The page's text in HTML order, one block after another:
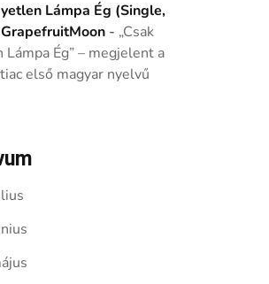
Lámpa Ég (Single,
- „Csak
Lámpa Ég” – megjelent a
első magyar nyelvű